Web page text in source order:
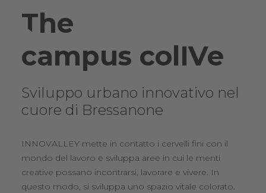
The
campus colIVe
Sviluppo urbano innovativo nel
cuore di Bressanone
INNOVALLEY mette in contatto i cervelli fini con il
mondo del lavoro e sviluppa aree in cui le menti
creative possano incontrarsi, lavorare e vivere. In
questo modo, si sviluppa uno spazio vitale colorato.